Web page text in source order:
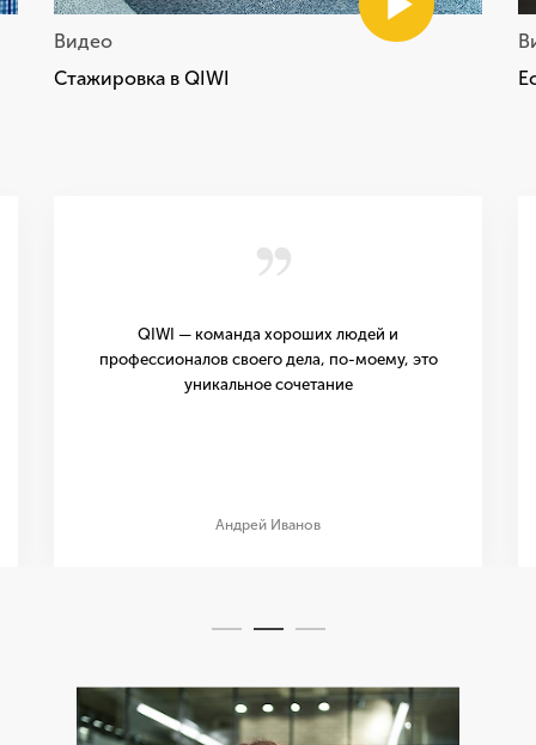
Видео
Стажировка в QIWI
,,
QIWI — команда хороших людей и
профессионалов своего дела, по-моему, это
уникальное сочетание
Андрей Иванов